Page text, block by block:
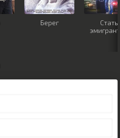
Берег
Стать